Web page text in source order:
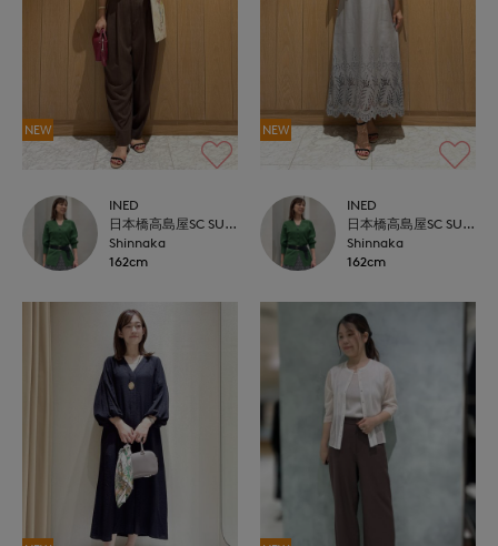
NEW
INED
日本橋高島屋SC SUPERIOR CLOSET
Shinnaka
162cm
NEW
INED
日本橋高島屋SC SUPERIOR CLOSET
Shinnaka
162cm